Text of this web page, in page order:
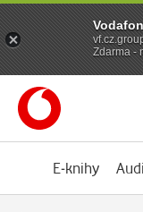
E-knihy
Zdarma -